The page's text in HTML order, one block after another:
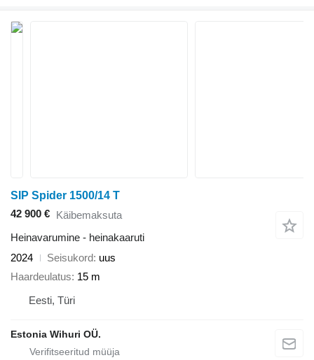
SIP Spider 1500/14 T
42 900 € Käibemaksuta
Heinavarumine - heinakaaruti
2024
Seisukord uus
Haardeulatus 15 m
Eesti, Türi
Estonia Wihuri OÜ.